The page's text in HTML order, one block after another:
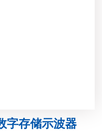
字存储示波器